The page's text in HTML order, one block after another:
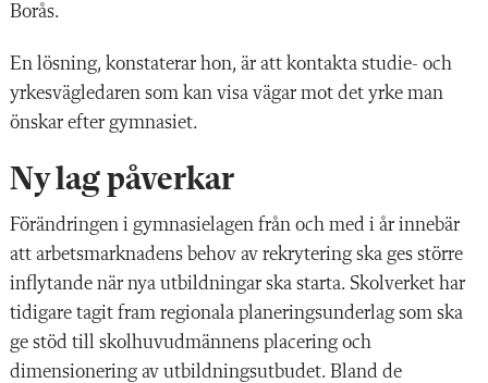
Borås.
En lösning, konstaterar hon, är att kontakta studie- och
yrkesvägledaren som kan visa vägar mot det yrke man
önskar efter gymnasiet.
Ny lag påverkar
Förändringen i gymnasielagen från och med i år innebär
att arbetsmarknadens behov av rekrytering ska ges större
inflytande när nya utbildningar ska starta. Skolverket har
tidigare tagit fram regionala planeringsunderlag som ska
ge stöd till skolhuvudmännens placering och
dimensionering av utbildningsutbudet. Bland de